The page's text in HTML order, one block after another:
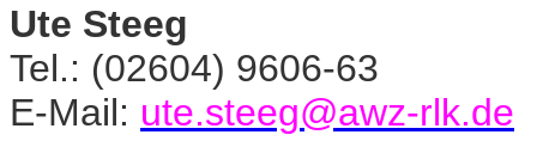
Ute Steeg
Tel.: (02604) 9606-63
E-Mail: ute.steeg@awz-rlk.de